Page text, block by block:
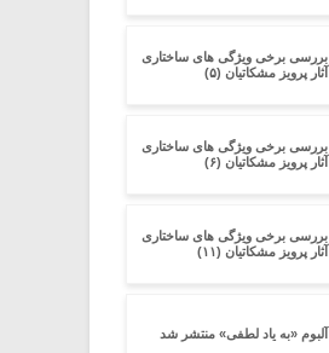
بررسی برخی ویژگی های ساختاری
آثار پرویز مشکاتیان (۵)
بررسی برخی ویژگی های ساختاری
آثار پرویز مشکاتیان (۶)
بررسی برخی ویژگی های ساختاری
آثار پرویز مشکاتیان (۱۱)
آلبوم «به یاد لطفی» منتشر شد